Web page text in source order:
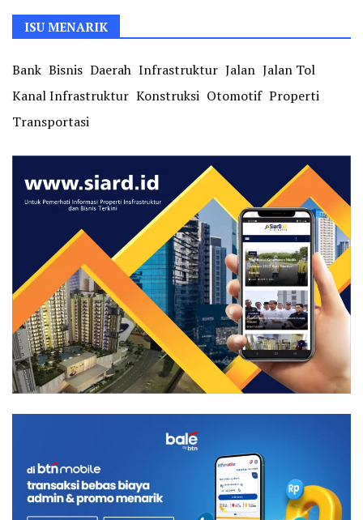
ISU MENARIK
Bank Bisnis Daerah Infrastruktur Jalan Jalan Tol
Kanal Infrastruktur Konstruksi Otomotif Properti
Transportasi